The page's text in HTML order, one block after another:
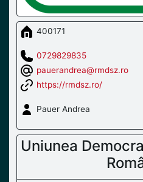
400171
0729829835
pauerandrea@rmdsz.ro
https://rmdsz.ro/
Pauer Andrea
Uniunea